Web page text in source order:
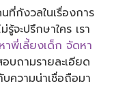
ที่กังวลในเรื่องการ
จะปรึกษาใคร เรา
าพี่เลี้ยงเด็ก จัดหา
บถามรายละเอียด
ความน่าเชื่อถือมา